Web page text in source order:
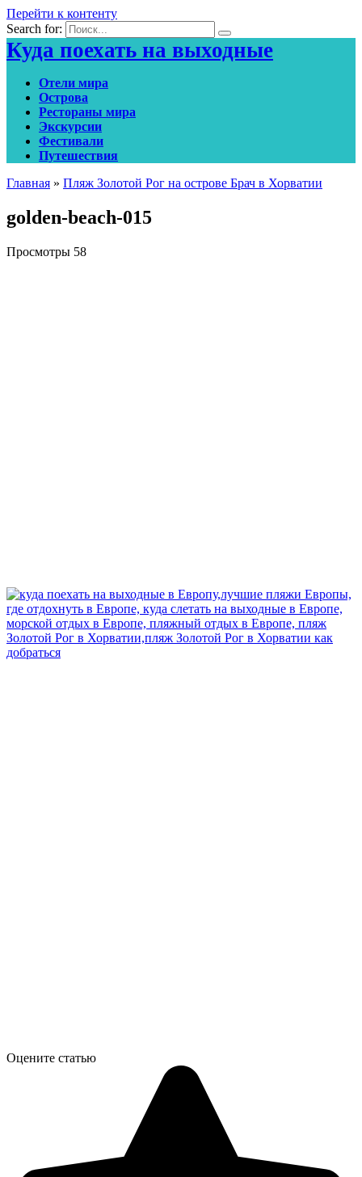
Перейти к контенту
Search for:
Куда поехать на выходные
Отели мира
Острова
Рестораны мира
Экскурсии
Фестивали
Путешествия
Главная » Пляж Золотой Рог на острове Брач в Хорватии
golden-beach-015
Просмотры 58
Оцените статью